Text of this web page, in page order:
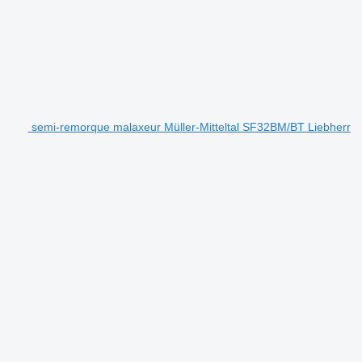
semi-remorque malaxeur Müller-Mitteltal SF32BM/BT Liebherr